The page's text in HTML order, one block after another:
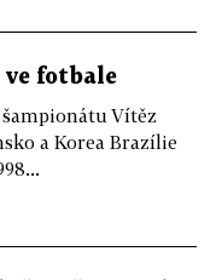
fotbale
Vítěz
a Korea Brazílie